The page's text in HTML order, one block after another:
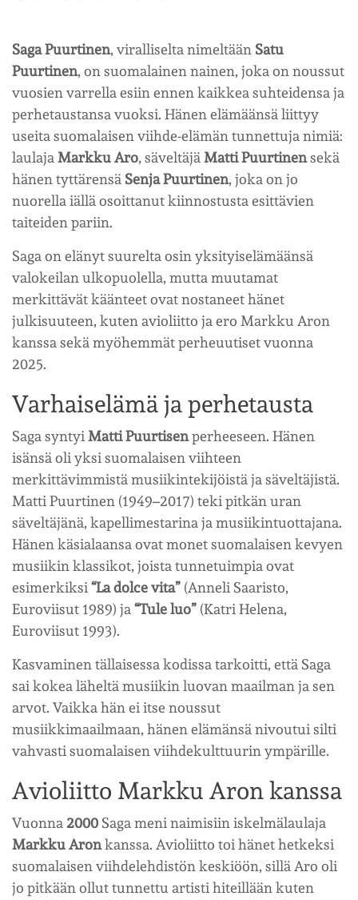
Saga Puurtinen, viralliselta nimeltään Satu
Puurtinen, on suomalainen nainen, joka on noussut
vuosien varrella esiin ennen kaikkea suhteidensa ja
perhetaustansa vuoksi. Hänen elämäänsä liittyy
useita suomalaisen viihde-elämän tunnettuja nimiä:
laulajaMarkku Aro, säveltäjäMatti Puurtinensekä
hänen tyttärensä Senja Puurtinen, joka on jo
nuorella iällä osoittanut kiinnostusta esittävien
taiteiden pariin.
Saga on elänyt suurelta osin yksityiselämäänsä
valokeilan ulkopuolella, mutta muutamat
merkittävät käänteet ovat nostaneet hänet
julkisuuteen, kuten avioliitto ja ero Markku Aron
kanssa sekä myöhemmät perheuutiset vuonna
2025.
Varhaiselämä ja perhetausta
Saga syntyiMatti Puurtisenperheeseen. Hänen
isänsä oli yksi suomalaisen viihteen
merkittävimmistä musiikintekijöistä ja säveltäjistä.
Matti Puurtinen (1949–2017) teki pitkän uran
säveltäjänä, kapellimestarina ja musiikintuottajana.
Hänen käsialaansa ovat monet suomalaisen kevyen
musiikin klassikot, joista tunnetuimpia ovat
esimerkiksi“La dolce vita” (Anneli Saaristo,
Euroviisut 1989) ja“Tule luo” (Katri Helena,
Euroviisut 1993).
Kasvaminen tällaisessa kodissa tarkoitti, että Saga
sai kokea läheltä musiikin luovan maailman ja sen
arvot. Vaikka hän ei itse noussut
musiikkimaailmaan, hänen elämänsä nivoutui silti
vahvasti suomalaisen viihdekulttuurin ympärille.
Avioliitto Markku Aron kanssa
Vuonna 2000 Saga meni naimisiin iskelmälaulaja
Markku Aronkanssa. Avioliitto toi hänet hetkeksi
suomalaisen viihdelehdistön keskiöön, sillä Aro oli
jo pitkään ollut tunnettu artisti hiteillään kuten